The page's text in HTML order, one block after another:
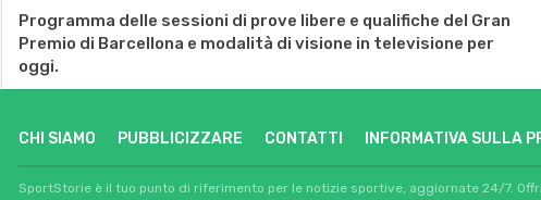
Programma delle sessioni di prove libere e qualifiche del Gran
Premio di Barcellona e modalità di visione in televisione per
oggi.
CHI SIAMO PUBBLICIZZARE CONTATTI INFORMATIVA SULLA
SportStorie è il tuo punto di riferimento per le notizie sportive, aggiornate 24/7.